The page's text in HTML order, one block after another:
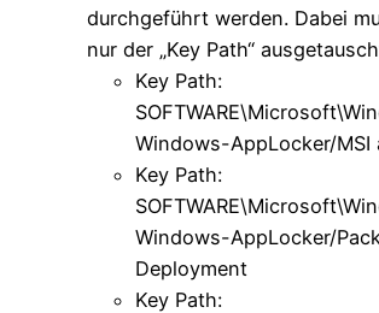
durchgeführt werden. Dabei
nur der „Key Path“
Key Path:
Windows-AppLocker/MSI
Key Path:
Windows-AppLocker/
Deployment
Key Path: